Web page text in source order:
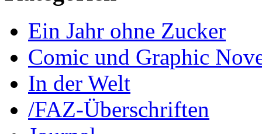
Ein Jahr ohne Zucker
Comic und Graphic
In der Welt
/FAZ-Überschriften